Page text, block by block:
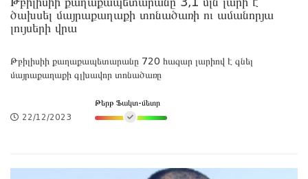
Թբիլիսիի քաղաքապետարանը 3,1 մլն լարի է
ծախսել մայրաքաղաքի տոնածառի ու ամանորյա
լույսերի վրա
Թբիլիսիի քաղաքապետարանը 720 հազար լարիով է գնել
մայրաքաղաքի գլխավոր տոնածառը
22/12/2023
Թերթ Ֆակտ-մետր